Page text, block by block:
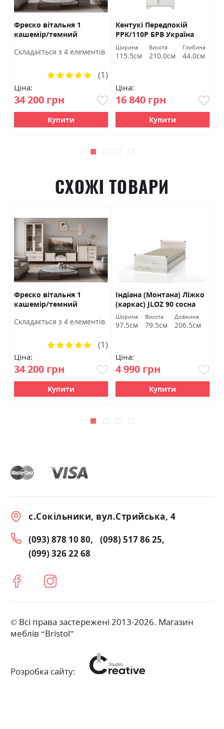
Фреско вітальня 1
кашемір/темний
Cкладається з 4 елементів
Ціна:
34 200 грн
Рейтинг:
(1)
Купити
Кентукі Передпокій
РРК/110Р БРВ Україна
Ширина
115.5см
Висота
210.0см
Глибина
44.0см
Ціна:
16 840 грн
Купити
СХОЖІ ТОВАРИ
Фреско вітальня 1
кашемір/темний
Cкладається з 4 елементів
Ціна:
34 200 грн
Рейтинг:
(1)
Купити
Індіана (Монтана) Ліжко
(каркас) JLOZ 90 сосна
каньйон БРВ Україна
Ширина
97.5см
Висота
79.5см
Довжина
206.5см
Ціна:
4 990 грн
Купити
с.Сокільники, вул.Стрийська, 4
(093) 878 10 80
(098) 517 86 25
(099) 326 22 68
© Всі права застережені 2013-2026. Магазин
меблів “Bristol”
Розробка сайту: